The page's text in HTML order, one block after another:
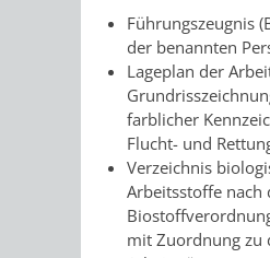
Führungszeugnis
der benannten
Lageplan der
farblicher
Flucht- und
Verzeichnis
Arbeitsstoffe nach
mit Zuordnung zu